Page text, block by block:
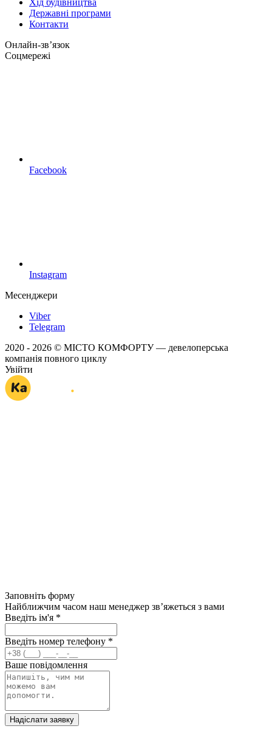
Хід будівництва
Державні програми
Контакти
Онлайн-звʼязок
Соцмережі
Facebook
Instagram
Месенджери
Viber
Telegram
2020 - 2026 © МІСТО КОМФОРТУ — девелоперська
компанія повного циклу
Увійти
Заповніть форму
Найближчим часом наш менеджер зв’яжеться з вами
Введіть ім'я *
Введіть номер телефону *
Ваше повідомлення
Надіслати заявку